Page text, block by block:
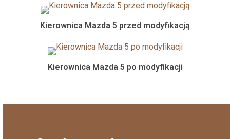
Kierownica Mazda 5 przed modyfikacją
Kierownica Mazda 5 po modyfikacji